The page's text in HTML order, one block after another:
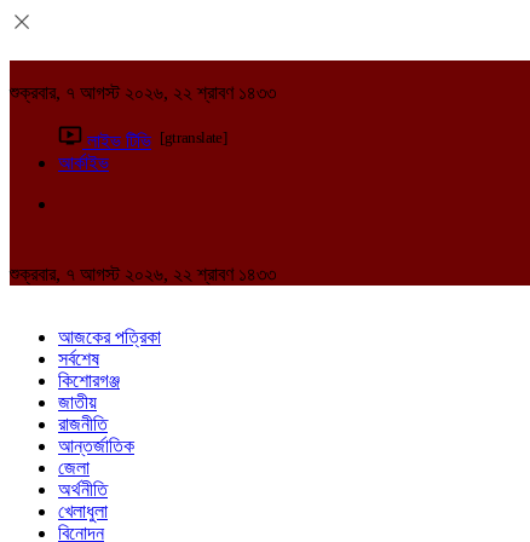
শুক্রবার, ৭ আগস্ট ২০২৬, ২২ শ্রাবণ ১৪৩৩
লাইভ টিভি [gtranslate]
আর্কাইভ
শুক্রবার, ৭ আগস্ট ২০২৬, ২২ শ্রাবণ ১৪৩৩
আজকের পত্রিকা
সর্বশেষ
কিশোরগঞ্জ
জাতীয়
রাজনীতি
আন্তর্জাতিক
জেলা
অর্থনীতি
খেলাধুলা
বিনোদন